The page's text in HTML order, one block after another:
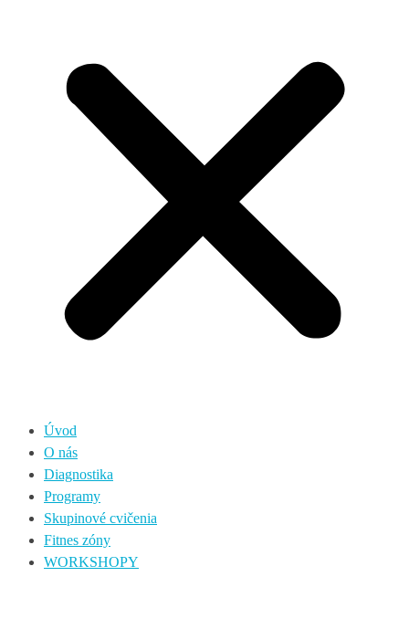
Úvod
O nás
Diagnostika
Programy
Skupinové cvičenia
Fitnes zóny
WORKSHOPY